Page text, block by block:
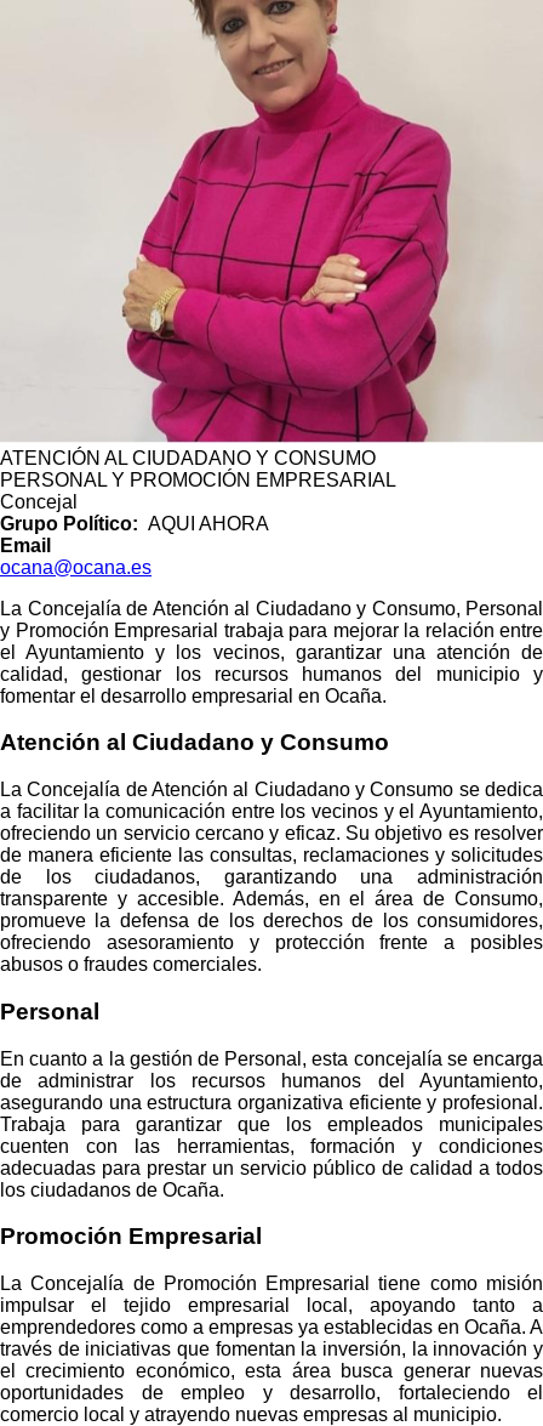
ATENCIÓN AL CIUDADANO Y CONSUMO
PERSONAL Y PROMOCIÓN EMPRESARIAL
Concejal
Grupo Político
AQUI AHORA
Email
ocana@ocana.es
La Concejalía de Atención al Ciudadano y Consumo, Personal
y Promoción Empresarial trabaja para mejorar la relación entre
el Ayuntamiento y los vecinos, garantizar una atención de
calidad, gestionar los recursos humanos del municipio y
fomentar el desarrollo empresarial en Ocaña.
Atención al Ciudadano y Consumo
La Concejalía de Atención al Ciudadano y Consumo se dedica
a facilitar la comunicación entre los vecinos y el Ayuntamiento,
ofreciendo un servicio cercano y eficaz. Su objetivo es resolver
de manera eficiente las consultas, reclamaciones y solicitudes
de los ciudadanos, garantizando una administración
transparente y accesible. Además, en el área de Consumo,
promueve la defensa de los derechos de los consumidores,
ofreciendo asesoramiento y protección frente a posibles
abusos o fraudes comerciales.
Personal
En cuanto a la gestión de Personal, esta concejalía se encarga
de administrar los recursos humanos del Ayuntamiento,
asegurando una estructura organizativa eficiente y profesional.
Trabaja para garantizar que los empleados municipales
cuenten con las herramientas, formación y condiciones
adecuadas para prestar un servicio público de calidad a todos
los ciudadanos de Ocaña.
Promoción Empresarial
La Concejalía de Promoción Empresarial tiene como misión
impulsar el tejido empresarial local, apoyando tanto a
emprendedores como a empresas ya establecidas en Ocaña. A
través de iniciativas que fomentan la inversión, la innovación y
el crecimiento económico, esta área busca generar nuevas
oportunidades de empleo y desarrollo, fortaleciendo el
comercio local y atrayendo nuevas empresas al municipio.